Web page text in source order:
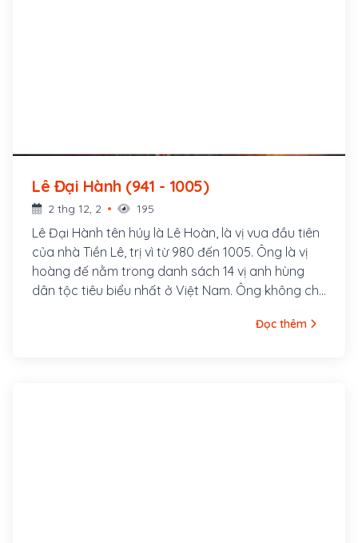
Lê Đại Hành (941 - 1005)
2 thg 12, 2 195
Lê Đại Hành tên húy là Lê Hoàn, là vị vua đầu tiên
của nhà Tiền Lê, trị vì từ 980 đến 1005. Ông là vị
hoàng đế nằm trong danh sách 14 vị anh hùng
dân tộc tiêu biểu nhất ở Việt Nam. Ông không chỉ
chống quân Tống phương Bắc, quân Chiêm
Đọc thêm